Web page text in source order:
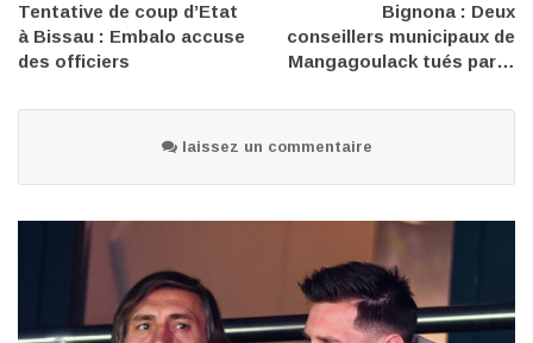
Tentative de coup d’Etat
à Bissau : Embalo accuse
des officiers
Bignona : Deux
conseillers municipaux de
Mangagoulack tués par…
laissez un commentaire